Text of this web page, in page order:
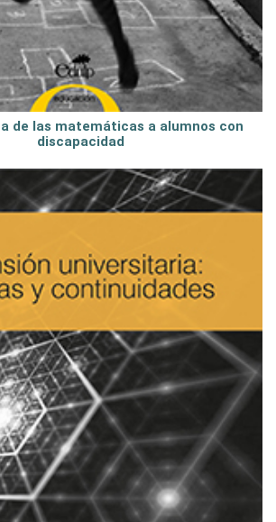
de las matemáticas a alumnos con
discapacidad